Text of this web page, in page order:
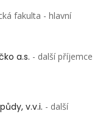
fakulta - hlavní
a.s. - další příjemce
v.v.i. - další